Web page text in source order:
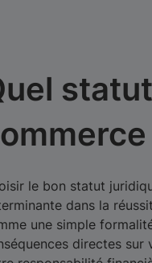
le bon statut
dans la
une simple
directes